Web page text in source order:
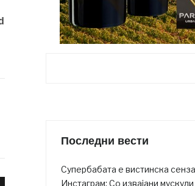
Последни вести
Супербабата е вистинска
Инстаграм: Со извајани